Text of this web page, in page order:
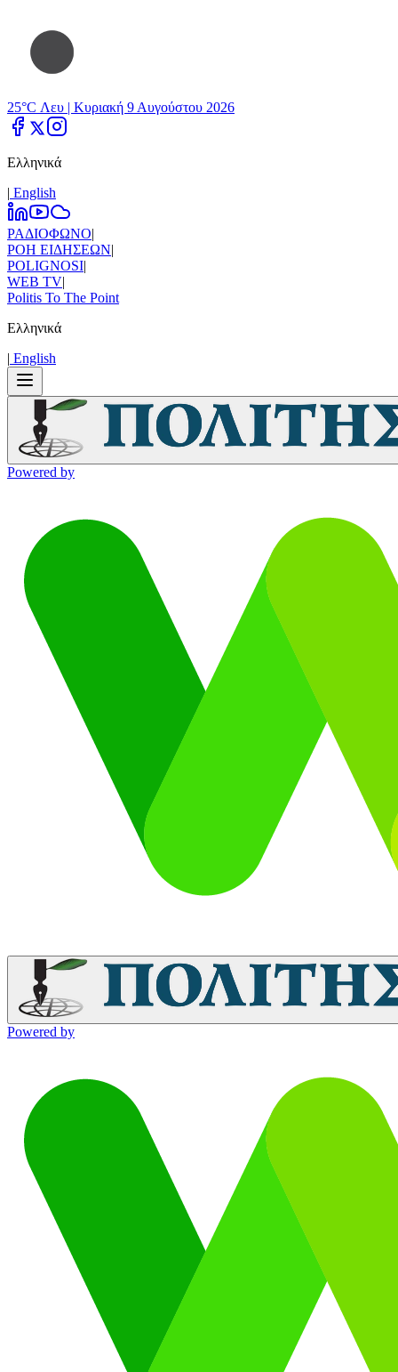
25°C Λευ | Κυριακή 9 Αυγούστου 2026
Ελληνικά
| Εnglish
ΡΑΔΙΟΦΩΝΟ|
ΡΟΗ ΕΙΔΗΣΕΩΝ|
POLIGNOSI|
WEB TV|
Politis To The Point
Ελληνικά
| Εnglish
Powered by
Powered by